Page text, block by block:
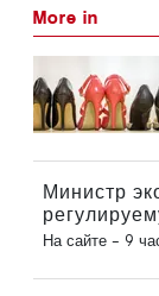
More in
Министр
На сайте - 9